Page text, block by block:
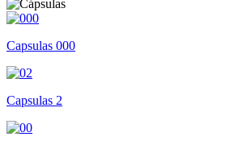
Capsulas 000
Capsulas 2